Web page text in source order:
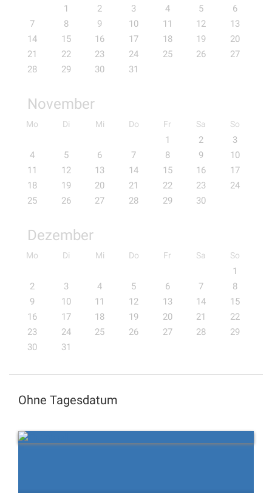
1 2 3 4 5
6
7
8 9 10 11 12
13
14
15 16 17 18 19
20
21
22 23 24 25 26
27
28
29 30 31
November
Mo Di Mi Do Fr Sa So
1 2
3
4
5 6 7 8 9
10
11
12 13 14 15 16
17
18
19 20 21 22 23
24
25
26 27 28 29 30
Dezember
Mo Di Mi Do Fr Sa So
1
2
3 4 5 6 7
8
9
10 11 12 13 14
15
16
17 18 19 20 21
22
23
24 25 26 27 28
29
30
31
Ohne Tagesdatum